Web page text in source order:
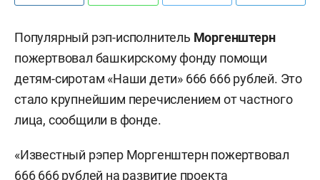
Популярный рэп-исполнитель Моргенштерн
пожертвовал башкирскому фонду помощи
детям-сиротам «Наши дети» 666 666 рублей. Это
стало крупнейшим перечислением от частного
лица, сообщили в фонде.
«Известный рэпер Моргенштерн пожертвовал
666 666 рублей на развитие проекта